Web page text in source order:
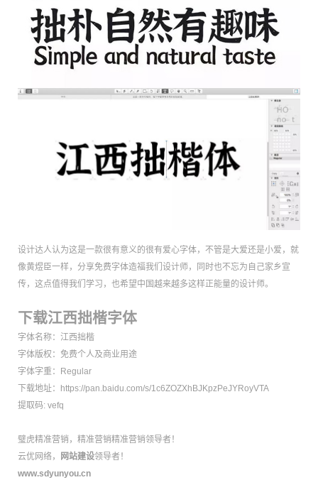
设计达人认为这是一款很有意义的很有爱心字体，不管是大爱还是小爱，就
像黄煜臣一样，分享免费字体造福我们设计师，同时也不忘为自己家乡宣
传，这点值得我们学习，也希望中国越来越多这样正能量的设计师。
下载江西拙楷字体
字体名称：江西拙楷
字体版权：免费个人及商业用途
字体字重：Regular
下载地址：
https://pan.baidu.com/s/1c6ZOZXhBJKpzPeJYRoyVTA
提取码: vefq
璧虎精准营销 ， 精准营销精准营销领导者！
云优网络， 网站建设领导者！
www.sdyunyou.cn